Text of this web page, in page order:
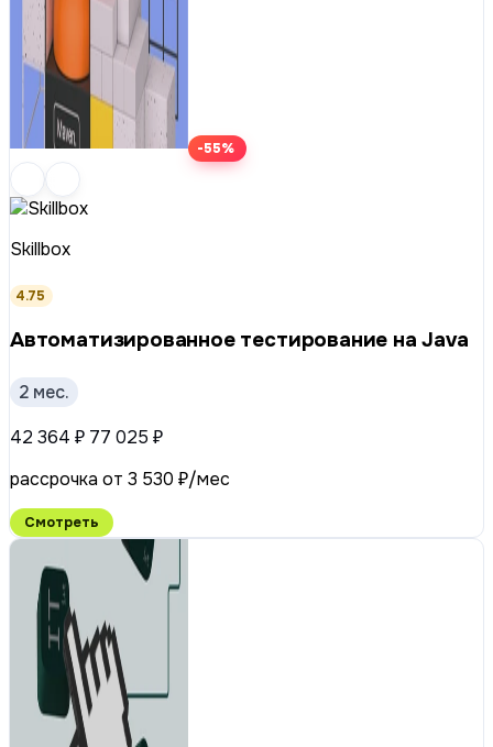
-55%
Skillbox
4.75
Автоматизиро­ван­ное тестирование на Java
2 мес.
42 364 ₽ 77 025 ₽
рассрочка от 3 530 ₽/мес
Смотреть